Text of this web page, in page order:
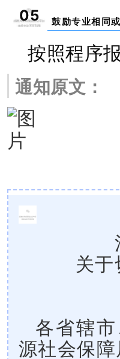
05 鼓励专业相同
按照程序
通知原文：
关
各省辖
源社会保